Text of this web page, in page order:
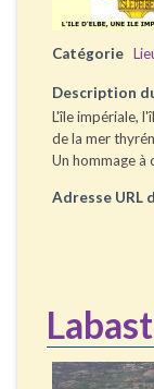
Catégorie
Description
L'île impériale,
de la mer
Un hommage à
Adresse URL